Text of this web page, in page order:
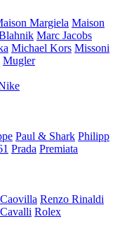
Margiela Maison
Marc Jacobs
Michael Kors Missoni
Mugler
Paul & Shark Philipp
Prada Premiata
Renzo Rinaldi
Rolex